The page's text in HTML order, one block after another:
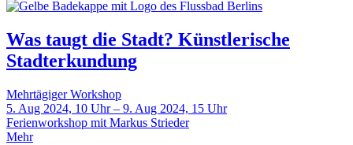
Was taugt die Stadt? Künstlerische
Stadterkundung
Mehrtägiger Workshop
5. Aug 2024, 10 Uhr – 9. Aug 2024, 15 Uhr
Ferienworkshop mit Markus Strieder
Mehr